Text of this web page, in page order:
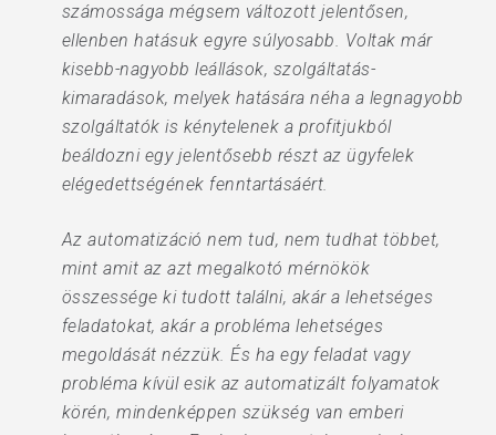
számossága mégsem változott jelentősen,
ellenben hatásuk egyre súlyosabb. Voltak már
kisebb-nagyobb leállások, szolgáltatás-
kimaradások, melyek hatására néha a legnagyobb
szolgáltatók is kénytelenek a profitjukból
beáldozni egy jelentősebb részt az ügyfelek
elégedettségének fenntartásáért.
Az automatizáció nem tud, nem tudhat többet,
mint amit az azt megalkotó mérnökök
összessége ki tudott találni, akár a lehetséges
feladatokat, akár a probléma lehetséges
megoldását nézzük. És ha egy feladat vagy
probléma kívül esik az automatizált folyamatok
körén, mindenképpen szükség van emberi